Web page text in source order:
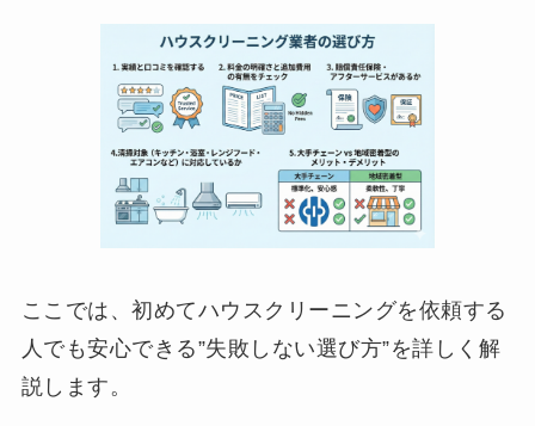
ここでは、初めてハウスクリーニングを依頼する
人でも安心できる”失敗しない選び方”を詳しく解
説します。